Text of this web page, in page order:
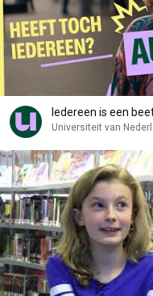
Iedereen is een
Universiteit van